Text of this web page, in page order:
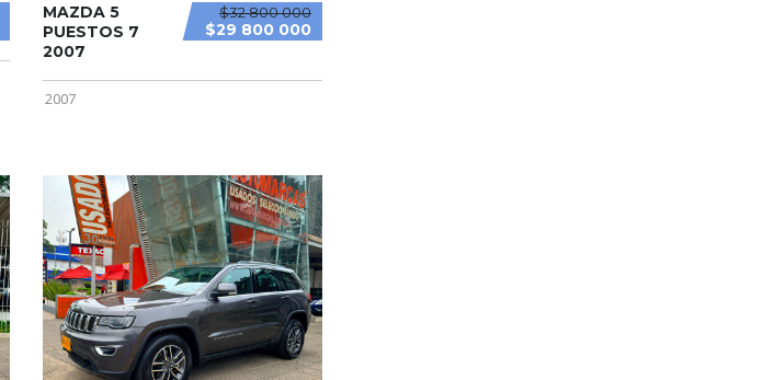
$32 800 000
$29 800 000
MAZDA 5
PUESTOS 7
2007
2007